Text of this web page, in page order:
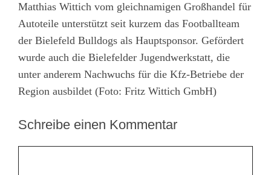
Matthias Wittich vom gleichnamigen Großhandel für
Autoteile unterstützt seit kurzem das Footballteam
der Bielefeld Bulldogs als Hauptsponsor. Gefördert
wurde auch die Bielefelder Jugendwerkstatt, die
unter anderem Nachwuchs für die Kfz-Betriebe der
Region ausbildet (Foto: Fritz Wittich GmbH)
Schreibe einen Kommentar